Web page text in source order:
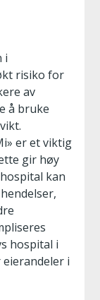
i
risiko for
av
å bruke
er et viktig
gir høy
kan
hospital i
i